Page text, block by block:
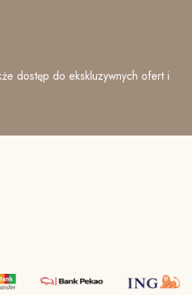
dostęp do ekskluzywnych ofert i